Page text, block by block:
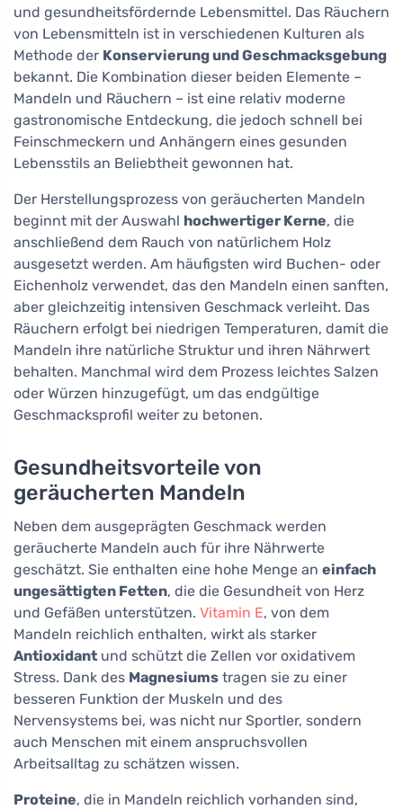
und gesundheitsfördernde Lebensmittel. Das Räuchern
von Lebensmitteln ist in verschiedenen Kulturen als
Methode der Konservierung und Geschmacksgebung
bekannt. Die Kombination dieser beiden Elemente –
Mandeln und Räuchern – ist eine relativ moderne
gastronomische Entdeckung, die jedoch schnell bei
Feinschmeckern und Anhängern eines gesunden
Lebensstils an Beliebtheit gewonnen hat.
Der Herstellungsprozess von geräucherten Mandeln
beginnt mit der Auswahl hochwertiger Kerne, die
anschließend dem Rauch von natürlichem Holz
ausgesetzt werden. Am häufigsten wird Buchen- oder
Eichenholz verwendet, das den Mandeln einen sanften,
aber gleichzeitig intensiven Geschmack verleiht. Das
Räuchern erfolgt bei niedrigen Temperaturen, damit die
Mandeln ihre natürliche Struktur und ihren Nährwert
behalten. Manchmal wird dem Prozess leichtes Salzen
oder Würzen hinzugefügt, um das endgültige
Geschmacksprofil weiter zu betonen.
Gesundheitsvorteile von
geräucherten Mandeln
Neben dem ausgeprägten Geschmack werden
geräucherte Mandeln auch für ihre Nährwerte
geschätzt. Sie enthalten eine hohe Menge an einfach
ungesättigten Fetten, die die Gesundheit von Herz
und Gefäßen unterstützen. Vitamin E, von dem
Mandeln reichlich enthalten, wirkt als starker
Antioxidant und schützt die Zellen vor oxidativem
Stress. Dank des Magnesiums tragen sie zu einer
besseren Funktion der Muskeln und des
Nervensystems bei, was nicht nur Sportler, sondern
auch Menschen mit einem anspruchsvollen
Arbeitsalltag zu schätzen wissen.
Proteine, die in Mandeln reichlich vorhanden sind,